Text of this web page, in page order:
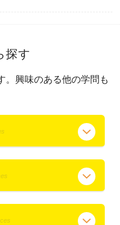
探す
。興味のある他の学問も